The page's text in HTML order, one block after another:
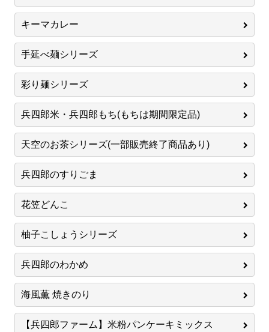
キーマカレー
手延べ麺シリーズ
彩り麺シリーズ
兵四郎米・兵四郎もち(もちは期間限定品)
天空のお茶シリーズ(一部販売終了商品あり)
兵四郎のすりごま
花笠どんこ
柚子こしょうシリーズ
兵四郎のわかめ
海風薫 焼きのり
【兵四郎ファーム】米粉パンケーキミックス